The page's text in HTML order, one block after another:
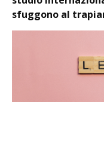
sfuggono al